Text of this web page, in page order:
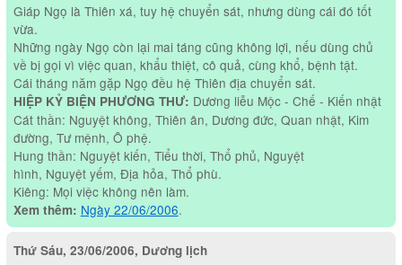
Giáp Ngọ là Thiên xá, tuy hệ chuyển sát, nhưng dùng cái đó tốt
vừa.
Những ngày Ngọ còn lại mai táng cũng không lợi, nếu dùng chủ
về bị gọi vì việc quan, khẩu thiệt, cô quả, cùng khổ, bệnh tật.
Cái tháng năm gặp Ngọ đều hệ Thiên địa chuyển sát.
HIỆP KỶ BIỆN PHƯƠNG THƯ: Dương liễu Mộc - Chế - Kiến nhật
Cát thần: Nguyệt không, Thiên ân, Dương đức, Quan nhật, Kim
đường, Tư mệnh, Ô phệ.
Hung thần: Nguyệt kiến, Tiểu thời, Thổ phủ, Nguyệt
hình, Nguyệt yếm, Địa hỏa, Thổ phù.
Kiêng: Mọi việc không nên làm.
Xem thêm: Ngày 22/06/2006.
Thứ Sáu, 23/06/2006, Dương lịch